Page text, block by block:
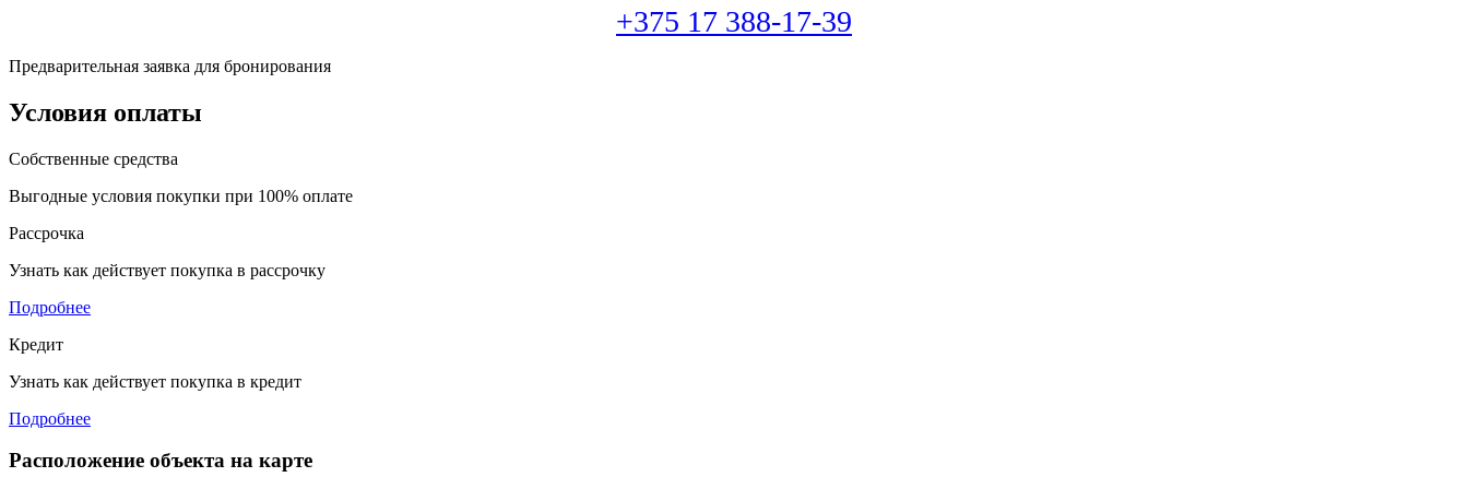
+375 17 388-17-39
Предварительная заявка для бронирования
Условия оплаты
Собственные средства
Выгодные условия покупки при 100% оплате
Рассрочка
Узнать как действует покупка в рассрочку
Подробнее
Кредит
Узнать как действует покупка в кредит
Подробнее
Расположение объекта на карте